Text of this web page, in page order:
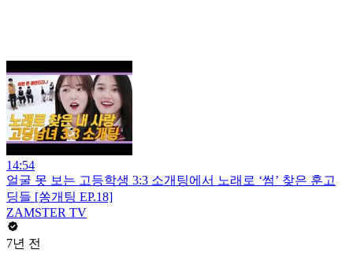
14:54
얼굴 못 보는 고등학생 3:3 소개팅에서 노래로 ‘썸’ 찾은 훈고
딩들 [쏭개팅 EP.18]
ZAMSTER TV
7년 전